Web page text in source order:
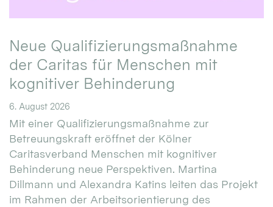
Neue Qualifizierungsmaßnahme
der Caritas für Menschen mit
kognitiver Behinderung
6. August 2026
Mit einer Qualifizierungsmaßnahme zur
Betreuungskraft eröffnet der Kölner
Caritasverband Menschen mit kognitiver
Behinderung neue Perspektiven. Martina
Dillmann und Alexandra Katins leiten das Projekt
im Rahmen der Arbeitsorientierung des